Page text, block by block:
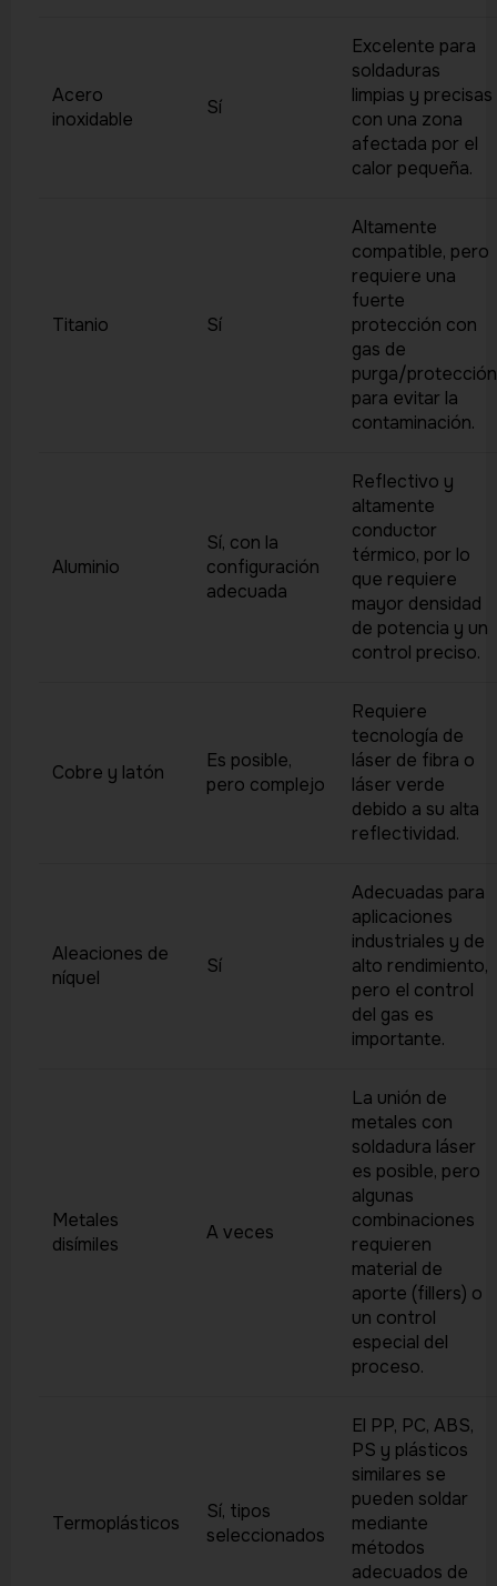
Acero
inoxidable
Sí
Excelente para
soldaduras
limpias y precisas
con una zona
afectada por el
calor pequeña.
Titanio Sí
Altamente
compatible, pero
requiere una
fuerte
protección con
gas de
purga/protección
para evitar la
contaminación.
Aluminio
Sí, con la
configuración
adecuada
Reflectivo y
altamente
conductor
térmico, por lo
que requiere
mayor densidad
de potencia y un
control preciso.
Cobre y latón
Es posible,
pero complejo
Requiere
tecnología de
láser de fibra o
láser verde
debido a su alta
reflectividad.
Aleaciones de
níquel
Sí
Adecuadas para
aplicaciones
industriales y de
alto rendimiento,
pero el control
del gas es
importante.
Metales
disímiles
A veces
La unión de
metales con
soldadura láser
es posible, pero
algunas
combinaciones
requieren
material de
aporte (fillers) o
un control
especial del
proceso.
Termoplásticos
Sí, tipos
seleccionados
El PP, PC, ABS,
PS y plásticos
similares se
pueden soldar
mediante
métodos
adecuados de